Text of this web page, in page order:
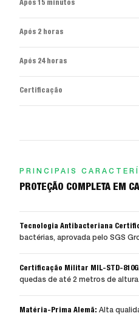
Após 15 minutos
Após 2 horas
Após 24 horas
Certificação
PRINCIPAIS
PROTEÇÃO COMPLETA EM
Tecnologia Antibacteriana
bactérias, aprovada pelo SGS
Certificação Militar MIL-STD-
quedas de até 2 metros de altura.
Matéria-Prima Alemã: Alta